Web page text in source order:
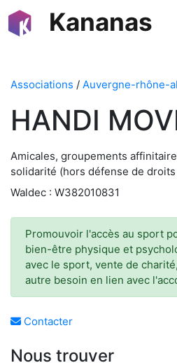
Kananas
Associations / Auvergne-rhône-
HANDI
Amicales, groupements
solidarité (hors défense de
Waldec : W382010831
Promouvoir l'accès au sport
bien-être physique et
avec le sport, vente de
autre besoin en lien avec
Contacter
Nous trouver